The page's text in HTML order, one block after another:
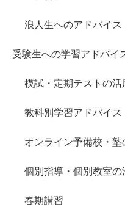
浪人生へのアドバイス
受験生への学習アドバイ
模試・定期テストの活
教科別学習アドバイス
オンライン予備校・塾
個別指導・個別教室の
春期講習